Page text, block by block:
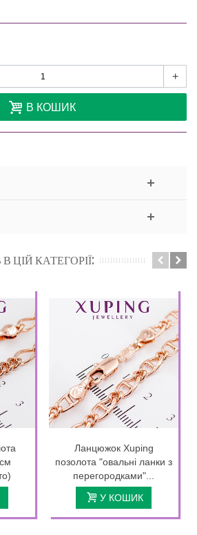
+
В КОШИК
ЦІЙ КАТЕГОРІЇ:
Ланцюжок Xuping
позолота "овальні ланки з
перегородками"...
У КОШИК